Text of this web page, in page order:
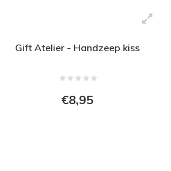
Gift Atelier - Handzeep kiss
€8,95